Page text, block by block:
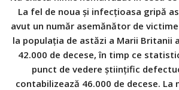
La fel de noua și infecțioasa gripă
avut un număr asemănător de
la populația de astăzi a Marii Britanii
42.000 de decese, în timp ce
punct de vedere științific
contabilizează 46.000 de decese. La